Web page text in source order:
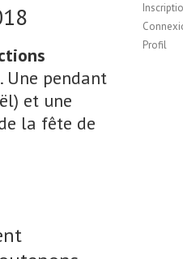
Une pendant
et une
la fête de
Profil